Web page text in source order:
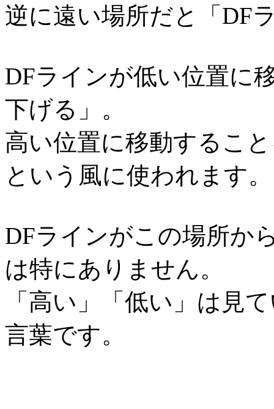
逆に遠い場所だと「DF
DFラインが低い位置に
下げる」。
高い位置に移動するこ
という風に使われます。
DFラインがこの場所か
は特にありません。
「高い」「低い」は見
言葉です。